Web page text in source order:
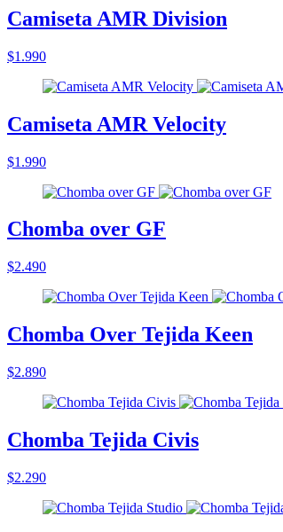
Camiseta AMR Division
$1.990
Camiseta AMR Velocity
$1.990
Chomba over GF
$2.490
Chomba Over Tejida Keen
$2.890
Chomba Tejida Civis
$2.290